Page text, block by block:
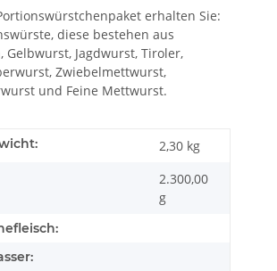
erhalten Sie:
diese bestehen aus
Gelbwurst, Jagdwurst, Tiroler,
Zwiebelmettwurst,
und Feine Mettwurst.
2,30 kg
2.300,00
g